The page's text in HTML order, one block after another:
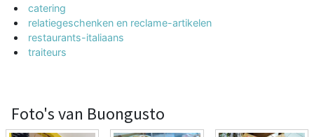
catering
relatiegeschenken en reclame-artikelen
restaurants-italiaans
traiteurs
Foto's van Buongusto